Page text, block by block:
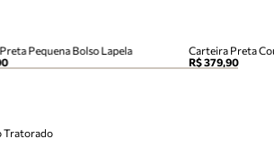
Pequena Bolso Lapela
Carteira Preta
R$ 379,90
Tratorado